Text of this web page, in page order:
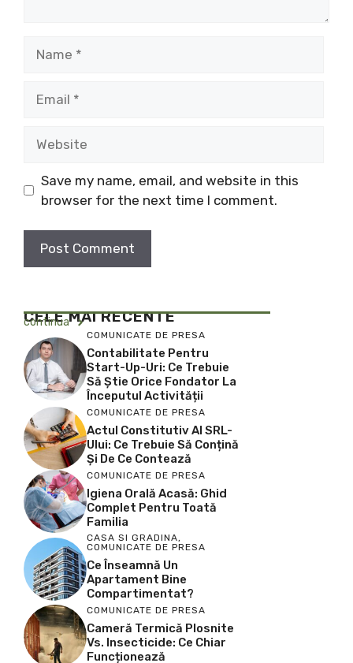
Save my name, email, and website in this
browser for the next time I comment.
CELE MAI RECENTE
continua
COMUNICATE DE PRESA
Contabilitate Pentru
Start-Up-Uri: Ce Trebuie
Să Știe Orice Fondator La
Începutul Activității
COMUNICATE DE PRESA
Actul Constitutiv Al SRL-
Ului: Ce Trebuie Să Conțină
Și De Ce Contează
COMUNICATE DE PRESA
Igiena Orală Acasă: Ghid
Complet Pentru Toată
Familia
CASA SI GRADINA,
COMUNICATE DE PRESA
Ce Înseamnă Un
Apartament Bine
Compartimentat?
COMUNICATE DE PRESA
Cameră Termică Plosnite
Vs. Insecticide: Ce Chiar
Funcționează